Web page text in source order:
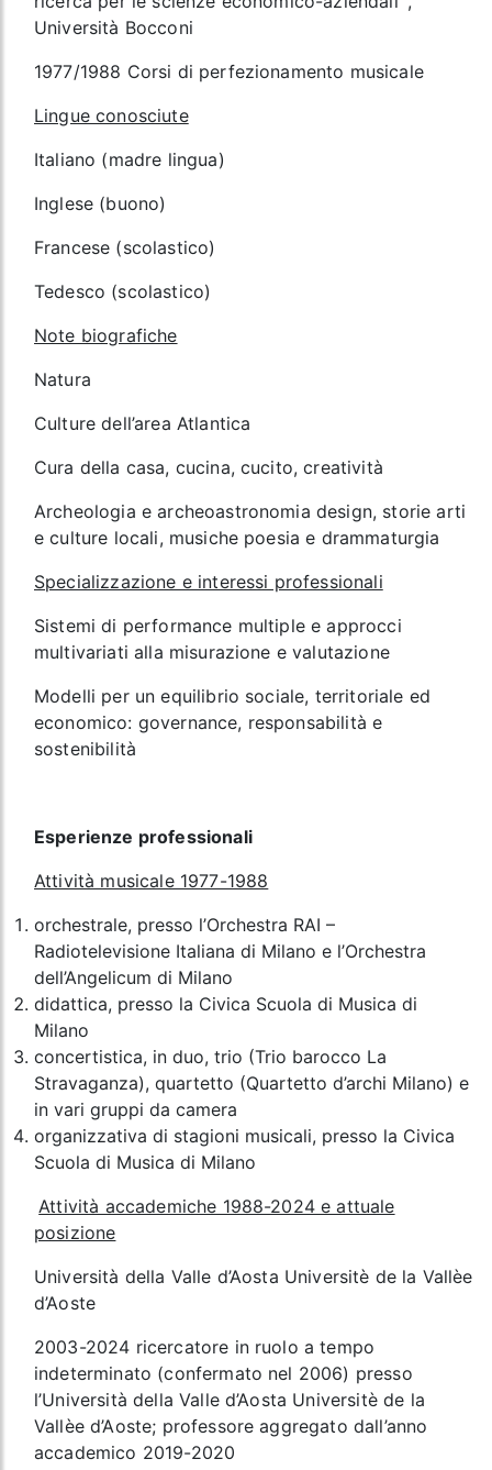
Università Bocconi
1977/1988 Corsi di perfezionamento musicale
Lingue conosciute
Italiano (madre lingua)
Inglese (buono)
Francese (scolastico)
Tedesco (scolastico)
Note biografiche
Natura
Culture dell’area Atlantica
Cura della casa, cucina, cucito, creatività
Archeologia e archeoastronomia design, storie arti
e culture locali, musiche poesia e drammaturgia
Specializzazione e interessi professionali
Sistemi di performance multiple e approcci
multivariati alla misurazione e valutazione
Modelli per un equilibrio sociale, territoriale ed
economico: governance, responsabilità e
sostenibilità
Esperienze professionali
Attività musicale 1977-1988
orchestrale, presso l’Orchestra RAI –
Radiotelevisione Italiana di Milano e l’Orchestra
dell’Angelicum di Milano
didattica, presso la Civica Scuola di Musica di
Milano
concertistica, in duo, trio (Trio barocco La
Stravaganza), quartetto (Quartetto d’archi Milano) e
in vari gruppi da camera
organizzativa di stagioni musicali, presso la Civica
Scuola di Musica di Milano
Attività accademiche 1988-2024 e attuale
posizione
Università della Valle d’Aosta Universitè de la Vallèe
d’Aoste
2003-2024 ricercatore in ruolo a tempo
indeterminato (confermato nel 2006) presso
l’Università della Valle d’Aosta Universitè de la
Vallèe d’Aoste; professore aggregato dall’anno
accademico 2019-2020